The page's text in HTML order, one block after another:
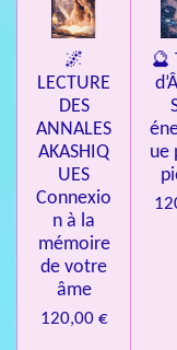
🌌
LECTURE
DES
ANNALES
AKASHIQ
UES
Connexio
n à la
mémoire
de votre
âme
120,00 €
🔮
ue